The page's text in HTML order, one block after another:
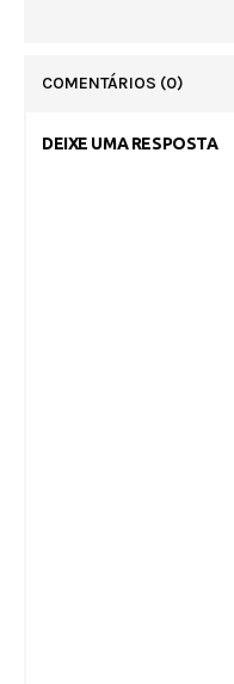
COMENTÁRIOS (0)
DEIXE UMA RESPOSTA